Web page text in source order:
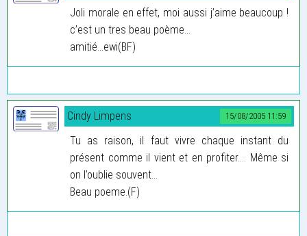
Joli morale en effet, moi aussi j’aime beaucoup !
c’est un tres beau poème...
amitié...ewi(BF)
15/08/2005 11:59
Cindy Limpens
Tu as raison, il faut vivre chaque instant du
présent comme il vient et en profiter.... Même si
on l’oublie souvent...
Beau poeme.(F)